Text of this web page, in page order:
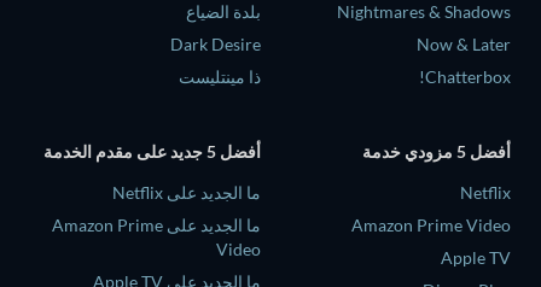
Nightmares & Shadows
Now & Later
Chatterbox!
بلدة الضياع
Dark Desire
ذا مينتليست
أفضل 5 مزودي خدمة
Netflix
Amazon Prime Video
Apple TV
أفضل 5 جديد على مقدم الخدمة
ما الجديد على Netflix
ما الجديد على Amazon Prime
Video
ما الجديد على Apple TV